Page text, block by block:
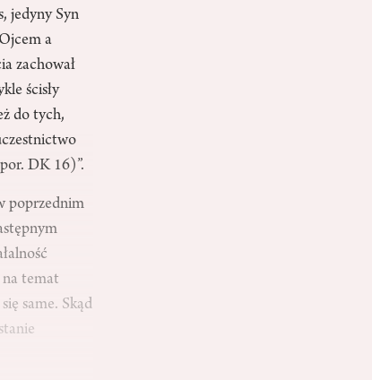
jedyny Syn
a
zachował
ścisły
do tych,
DK 16)”.
poprzednim
na temat
same. Skąd